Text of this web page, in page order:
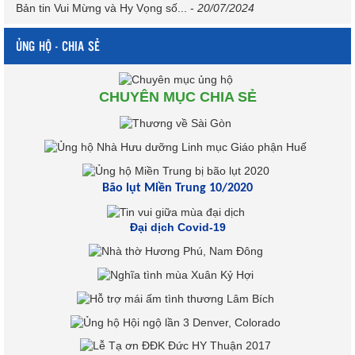
Bản tin Vui Mừng và Hy Vọng số...
- 20/07/2024
ỦNG HỘ - CHIA SẺ
CHUYÊN MỤC CHIA SẺ
Bão lụt Miền Trung 10/2020
Đại dịch Covid-19